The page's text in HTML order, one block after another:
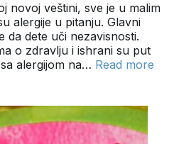
novoj veštini, sve je u malim
alergije u pitanju. Glavni
da dete uči nezavisnosti.
o zdravlju i ishrani su put
alergijom na… Read more